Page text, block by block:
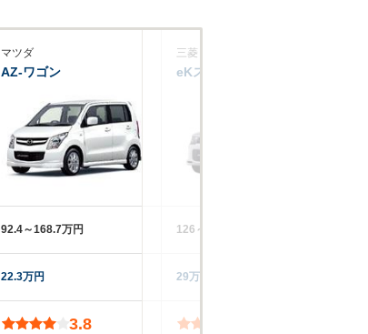
マツダ
AZ-ワゴン
92.4～168.7万円
22.3万円
3.8
三菱
eKスポーツ
126～156万円
29万円